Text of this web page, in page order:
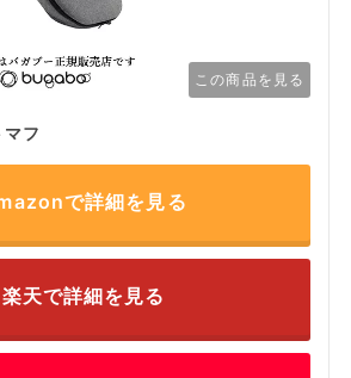
この商品を見る
フ
で詳細を見る
楽天で詳細を見る